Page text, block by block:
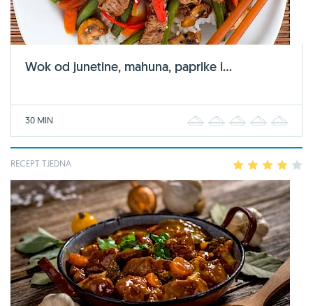
Wok od junetine, mahuna, paprike i...
30 MIN 2 3 4
RECEPT TJEDNA 2 3 4